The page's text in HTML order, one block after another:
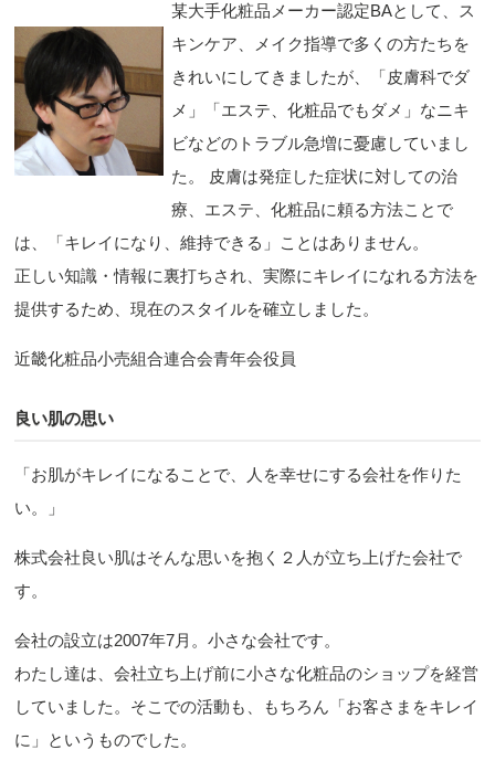
某大手化粧品メーカー認定BAとして、ス
キンケア、メイク指導で多くの方たちを
きれいにしてきましたが、「皮膚科でダ
メ」「エステ、化粧品でもダメ」なニキ
ビなどのトラブル急増に憂慮していまし
た。 皮膚は発症した症状に対しての治
療、エステ、化粧品に頼る方法ことで
は、「キレイになり、維持できる」ことはありません。
正しい知識・情報に裏打ちされ、実際にキレイになれる方法を
提供するため、現在のスタイルを確立しました。
近畿化粧品小売組合連合会青年会役員
良い肌の思い
「お肌がキレイになることで、人を幸せにする会社を作りた
い。」
株式会社良い肌はそんな思いを抱く２人が立ち上げた会社で
す。
会社の設立は2007年7月。小さな会社です。
わたし達は、会社立ち上げ前に小さな化粧品のショップを経営
していました。そこでの活動も、もちろん「お客さまをキレイ
に」というものでした。